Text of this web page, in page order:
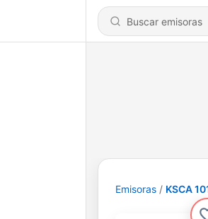
Emisoras KSCA